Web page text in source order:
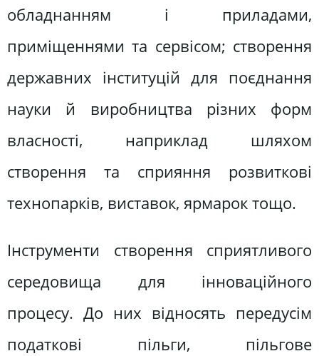
обладнанням і приладами,
приміщеннями та сервісом; створення
державних інституцій для поєднання
науки й виробництва різних форм
власності, наприклад шляхом
створення та сприяння розвиткові
технопарків, виставок, ярмарок тощо.
Інструменти створення сприятливого
середовища для інноваційного
процесу. До них відносять передусім
податкові пільги, пільгове